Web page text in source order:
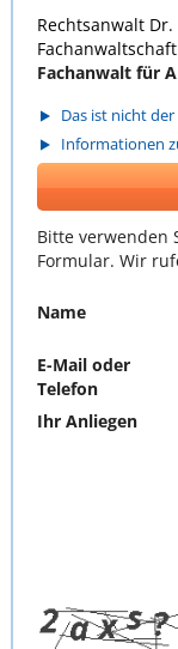
Rechtsanwalt
Fachanwalt für
Das ist nicht
Informationen
Bitte verwenden
Formular. Wir
Name
E-Mail oder
Telefon
Ihr Anliegen